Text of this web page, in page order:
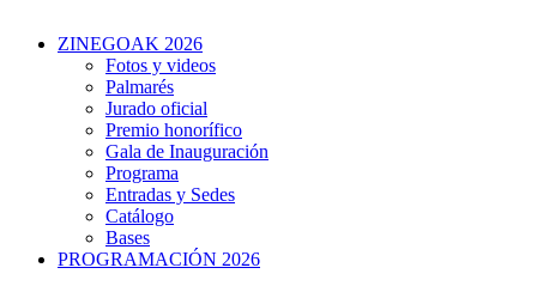
ZINEGOAK 2026
Fotos y videos
Palmarés
Jurado oficial
Premio honorífico
Gala de Inauguración
Programa
Entradas y Sedes
Catálogo
Bases
PROGRAMACIÓN 2026